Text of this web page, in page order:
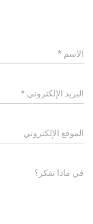
الاسم *
البريد الإلكتروني *
الموقع الإلكتروني
في ماذا تفكر؟